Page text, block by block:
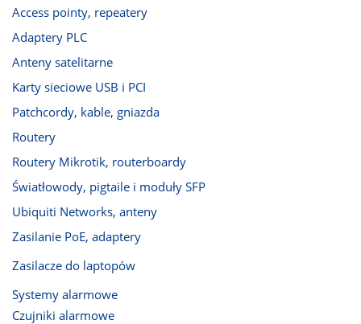
Access pointy, repeatery
Adaptery PLC
Anteny satelitarne
Karty sieciowe USB i PCI
Patchcordy, kable, gniazda
Routery
Routery Mikrotik, routerboardy
Światłowody, pigtaile i moduły SFP
Ubiquiti Networks, anteny
Zasilanie PoE, adaptery
Zasilacze do laptopów
Systemy alarmowe
Czujniki alarmowe